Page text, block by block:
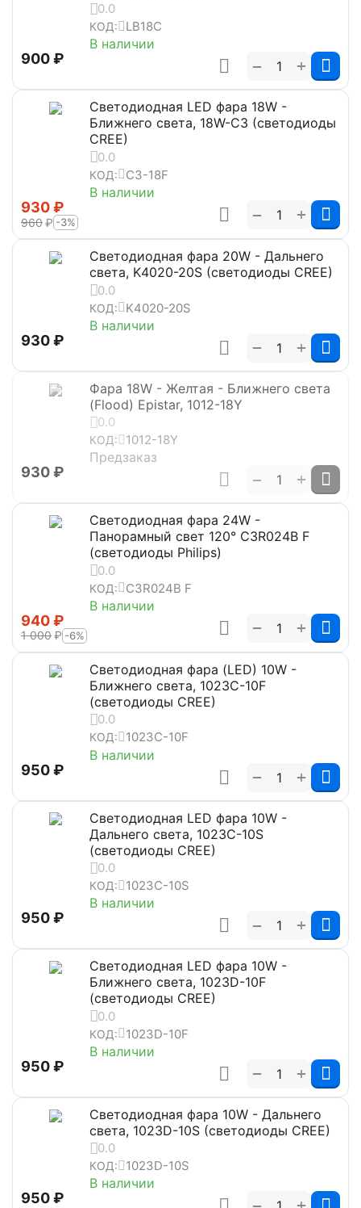
0.0
КОД: LB18C
В наличии
‍900‍₽ +
−
Светодиодная LED фара 18W -
Ближнего света, 18W-C3 (светодиоды
CREE)
0.0
КОД: C3-18F
В наличии
‍930‍₽
‍960‍₽ -3% +
−
Светодиодная фара 20W - Дальнего
света, K4020-20S (светодиоды CREE)
0.0
КОД: K4020-20S
В наличии
‍930‍₽ +
−
Фара 18W - Желтая - Ближнего света
(Flood) Epistar, 1012-18Y
0.0
КОД: 1012-18Y
Предзаказ
‍930‍₽ +
−
Светодиодная фара 24W -
Панорамный свет 120° C3R024B F
(светодиоды Philips)
0.0
КОД: C3R024B F
В наличии
‍940‍₽
1 000₽ -6% +
−
Светодиодная фара (LED) 10W -
Ближнего света, 1023C-10F
(светодиоды CREE)
0.0
КОД: 1023C-10F
В наличии
‍950‍₽ +
−
Светодиодная LED фара 10W -
Дальнего света, 1023C-10S
(светодиоды CREE)
0.0
КОД: 1023C-10S
В наличии
‍950‍₽ +
−
Светодиодная LED фара 10W -
Ближнего света, 1023D-10F
(светодиоды CREE)
0.0
КОД: 1023D-10F
В наличии
‍950‍₽ +
−
Светодиодная фара 10W - Дальнего
света, 1023D-10S (светодиоды CREE)
0.0
КОД: 1023D-10S
В наличии
‍950‍₽